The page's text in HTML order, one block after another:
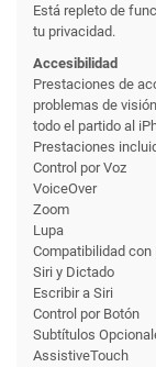
Está repleto de
tu privacidad.
Accesibilidad
Prestaciones de
problemas de
todo el partido al
Prestaciones
Control por Voz
VoiceOver
Zoom
Lupa
Compatibilidad con
Siri y Dictado
Escribir a Siri
Control por Botón
Subtítulos
AssistiveTouch